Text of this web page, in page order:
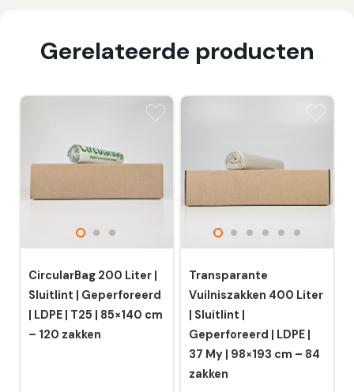
Gerelateerde producten
CircularBag 200 Liter |
Sluitlint | Geperforeerd
| LDPE | T25 | 85×140 cm
– 120 zakken
Transparante
Vuilniszakken 400 Liter
| Sluitlint |
Geperforeerd | LDPE |
37 My | 98×193 cm – 84
zakken